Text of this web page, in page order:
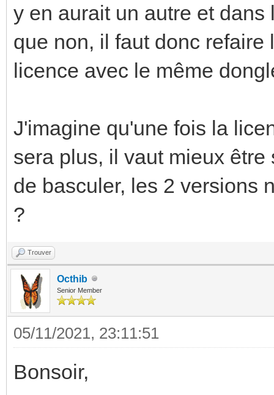
y en aurait un autre et
que non, il faut donc
licence avec le même
J'imagine qu'une fois la
sera plus, il vaut mieux
de basculer, les 2 versions
?
Trouver
Octhib
Senior Member
05/11/2021, 23:11:51
Bonsoir,